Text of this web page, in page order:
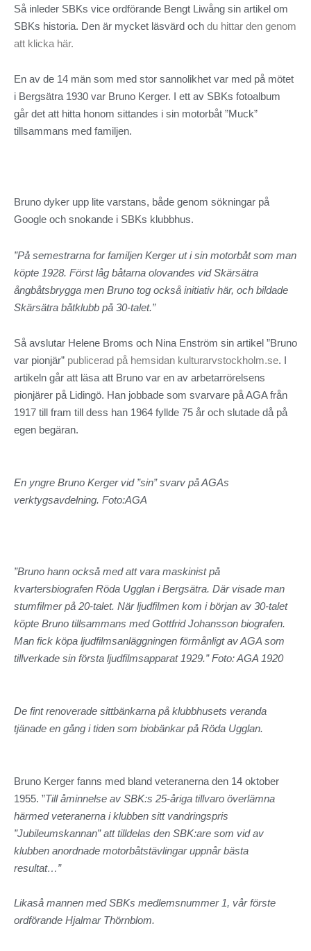
Så inleder SBKs vice ordförande Bengt Liwång sin artikel om
SBKs historia. Den är mycket läsvärd och du hittar den genom
att klicka här.
En av de 14 män som med stor sannolikhet var med på mötet
i Bergsätra 1930 var Bruno Kerger. I ett av SBKs fotoalbum
går det att hitta honom sittandes i sin motorbåt ”Muck”
tillsammans med familjen.
Bruno dyker upp lite varstans, både genom sökningar på
Google och snokande i SBKs klubbhus.
”På semestrarna for familjen Kerger ut i sin motorbåt som man
köpte 1928. Först låg båtarna olovandes vid Skärsätra
ångbåtsbrygga men Bruno tog också initiativ här, och bildade
Skärsätra båtklubb på 30-talet.”
Så avslutar Helene Broms och Nina Enström sin artikel ”Bruno
var pionjär” publicerad på hemsidan kulturarvstockholm.se. I
artikeln går att läsa att Bruno var en av arbetarrörelsens
pionjärer på Lidingö. Han jobbade som svarvare på AGA från
1917 till fram till dess han 1964 fyllde 75 år och slutade då på
egen begäran.
En yngre Bruno Kerger vid ”sin” svarv på AGAs
verktygsavdelning. Foto:AGA
”Bruno hann också med att vara maskinist på
kvartersbiografen Röda Ugglan i Bergsätra. Där visade man
stumfilmer på 20-talet. När ljudfilmen kom i början av 30-talet
köpte Bruno tillsammans med Gottfrid Johansson biografen.
Man fick köpa ljudfilmsanläggningen förmånligt av AGA som
tillverkade sin första ljudfilmsapparat 1929.” Foto: AGA 1920
De fint renoverade sittbänkarna på klubbhusets veranda
tjänade en gång i tiden som biobänkar på Röda Ugglan.
Bruno Kerger fanns med bland veteranerna den 14 oktober
1955. ”Till åminnelse av SBK:s 25-åriga tillvaro överlämna
härmed veteranerna i klubben sitt vandringspris
”Jubileumskannan” att tilldelas den SBK:are som vid av
klubben anordnade motorbåtstävlingar uppnår bästa
resultat…”
Likaså mannen med SBKs medlemsnummer 1, vår förste
ordförande Hjalmar Thörnblom.